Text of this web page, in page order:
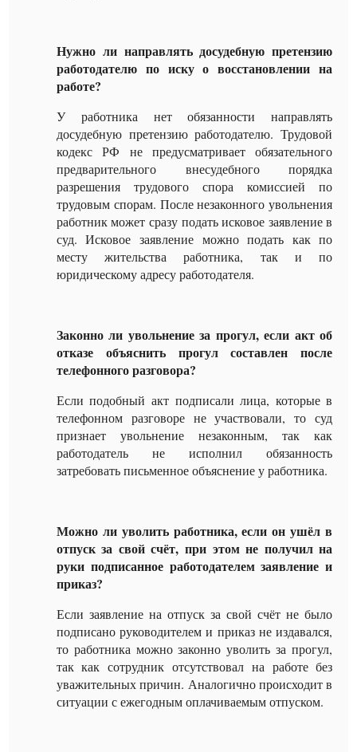
Нужно ли направлять досудебную претензию
работодателю по иску о восстановлении на
работе?
У работника нет обязанности направлять
досудебную претензию работодателю. Трудовой
кодекс РФ не предусматривает обязательного
предварительного внесудебного порядка
разрешения трудового спора комиссией по
трудовым спорам. После незаконного увольнения
работник может сразу подать исковое заявление в
суд. Исковое заявление можно подать как по
месту жительства работника, так и по
юридическому адресу работодателя.
Законно ли увольнение за прогул, если акт об
отказе объяснить прогул составлен после
телефонного разговора?
Если подобный акт подписали лица, которые в
телефонном разговоре не участвовали, то суд
признает увольнение незаконным, так как
работодатель не исполнил обязанность
затребовать письменное объяснение у работника.
Можно ли уволить работника, если он ушёл в
отпуск за свой счёт, при этом не получил на
руки подписанное работодателем заявление и
приказ?
Если заявление на отпуск за свой счёт не было
подписано руководителем и приказ не издавался,
то работника можно законно уволить за прогул,
так как сотрудник отсутствовал на работе без
уважительных причин. Аналогично происходит в
ситуации с ежегодным оплачиваемым отпуском.